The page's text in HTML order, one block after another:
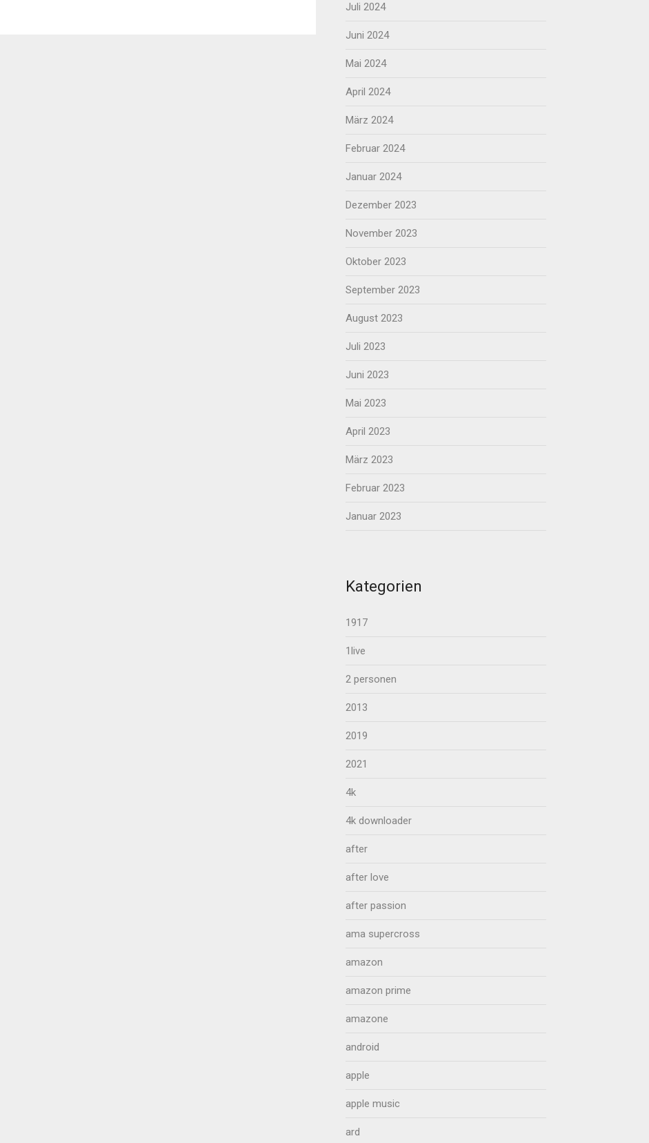
Juli 2024
Juni 2024
Mai 2024
April 2024
März 2024
Februar 2024
Januar 2024
Dezember 2023
November 2023
Oktober 2023
September 2023
August 2023
Juli 2023
Juni 2023
Mai 2023
April 2023
März 2023
Februar 2023
Januar 2023
Kategorien
1917
1live
2 personen
2013
2019
2021
4k
4k downloader
after
after love
after passion
ama supercross
amazon
amazon prime
amazone
android
apple
apple music
ard